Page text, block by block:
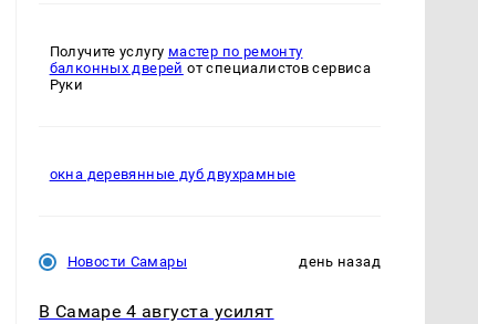
Получите услугу мастер по ремонту
балконных дверей от специалистов сервиса
Руки
окна деревянные дуб двухрамные
Новости Самары день назад
В Самаре 4 августа усилят